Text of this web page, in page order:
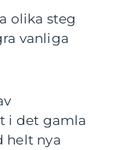
olika steg
vanliga
i det gamla
helt nya